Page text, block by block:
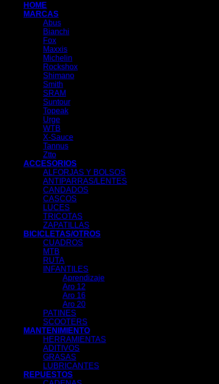
HOME
MARCAS
Abus
Bianchi
Fox
Maxxis
Michelin
Rockshox
Shimano
Smith
SRAM
Suntour
Topeak
Urge
WTB
X-Sauce
Tannus
Ztto
ACCESORIOS
ALFORJAS Y BOLSOS
ANTIPARRAS/LENTES
CANDADOS
CASCOS
LUCES
TRICOTAS
ZAPATILLAS
BICICLETAS/OTROS
CUADROS
MTB
RUTA
INFANTILES
Aprendizaje
Aro 12
Aro 16
Aro 20
PATINES
SCOOTERS
MANTENIMIENTO
HERRAMIENTAS
ADITIVOS
GRASAS
LUBRICANTES
REPUESTOS